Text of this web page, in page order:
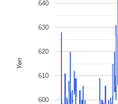
600
610
620
630
640
Yen